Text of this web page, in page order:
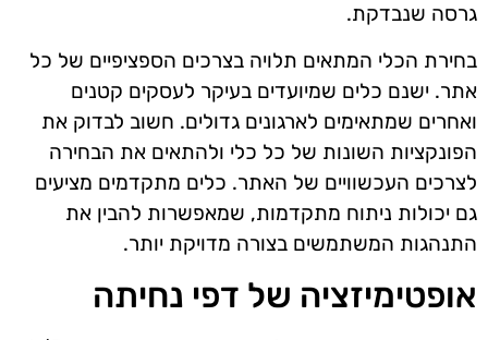
גרסה שנבדקת.
בחירת הכלי המתאים תלויה בצרכים הספציפיים של כל
אתר. ישנם כלים שמיועדים בעיקר לעסקים קטנים
ואחרים שמתאימים לארגונים גדולים. חשוב לבדוק את
הפונקציות השונות של כל כלי ולהתאים את הבחירה
לצרכים העכשוויים של האתר. כלים מתקדמים מציעים
גם יכולות ניתוח מתקדמות, שמאפשרות להבין את
התנהגות המשתמשים בצורה מדויקת יותר.
אופטימיזציה של דפי נחיתה